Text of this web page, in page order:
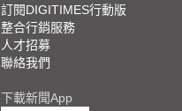
訂閱DIGITIMES行動版
整合行銷服務
人才招募
聯絡我們
下載新聞App